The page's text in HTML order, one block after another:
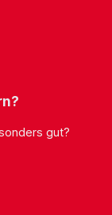
gut?